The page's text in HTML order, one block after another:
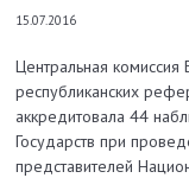
15.07.2016
Центральная
республиканских
аккредитовала 44
Государств при
представителей